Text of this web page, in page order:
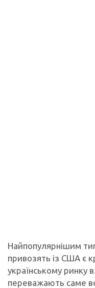
Найпопулярнішим
привозять із США є
українському ринку
переважають саме